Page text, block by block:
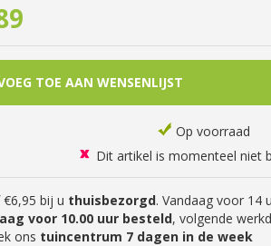
Op voorraad
Dit artikel is momenteel niet
bij u thuisbezorgd. Vandaag voor 14
voor 10.00 uur besteld, volgende
ons tuincentrum 7 dagen in de week